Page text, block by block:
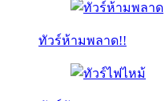
ทัวร์ห้ามพลาด!!